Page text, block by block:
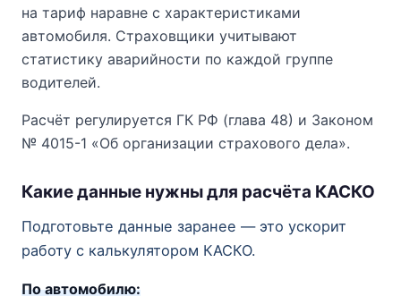
на тариф наравне с характеристиками
автомобиля. Страховщики учитывают
статистику аварийности по каждой группе
водителей.
Расчёт регулируется ГК РФ (глава 48) и Законом
№ 4015-1 «Об организации страхового дела».
Какие данные нужны для расчёта КАСКО
Подготовьте данные заранее — это ускорит
работу с калькулятором КАСКО.
По автомобилю: